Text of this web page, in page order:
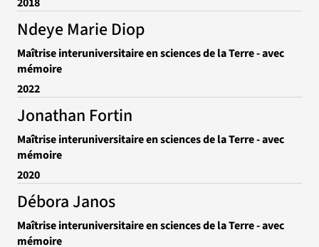
Ndeye Marie Diop
Maîtrise interuniversitaire en sciences de la Terre - avec
mémoire
2022
Jonathan Fortin
Maîtrise interuniversitaire en sciences de la Terre - avec
mémoire
2020
Débora Janos
Maîtrise interuniversitaire en sciences de la Terre - avec
mémoire